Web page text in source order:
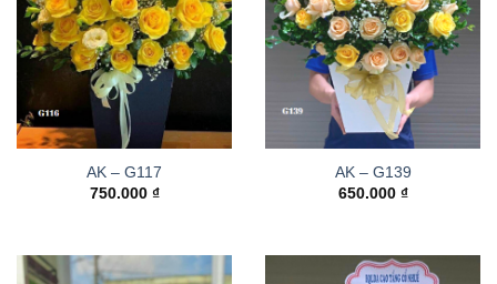
AK – G117
750.000 ₫
AK – G139
650.000 ₫